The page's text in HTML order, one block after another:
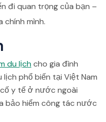
đi quan trọng của bạn –
mình.
du lịchcho gia đình
lịch phổ biến tại Việt Nam
y tế ở nước ngoài
bảo hiểm công tác nước